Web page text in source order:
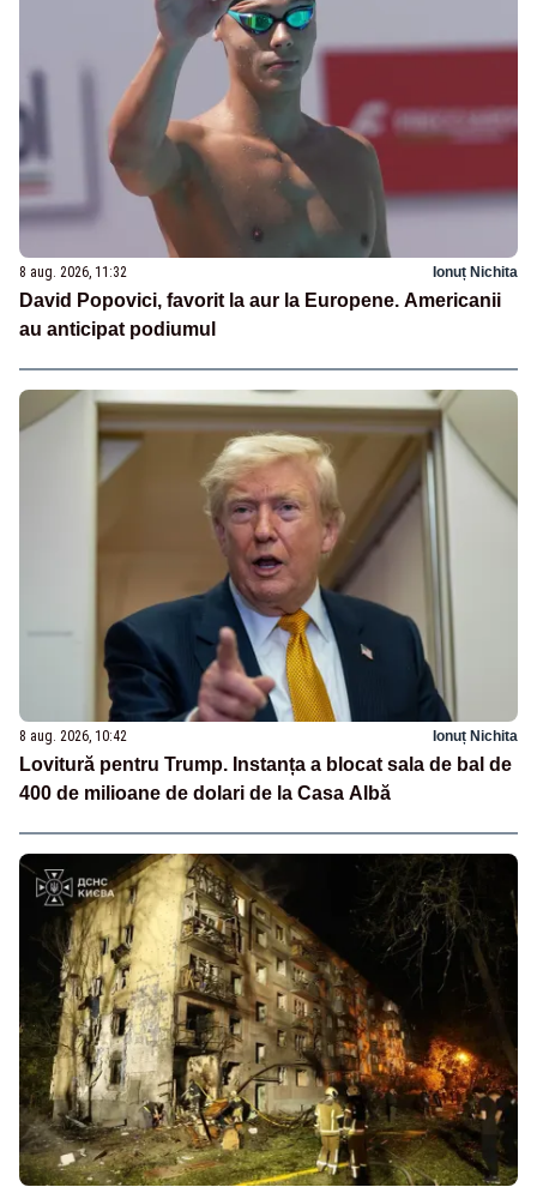
8 aug. 2026, 11:32 Ionuț Nichita
David Popovici, favorit la aur la Europene. Americanii
au anticipat podiumul
8 aug. 2026, 10:42 Ionuț Nichita
Lovitură pentru Trump. Instanța a blocat sala de bal de
400 de milioane de dolari de la Casa Albă